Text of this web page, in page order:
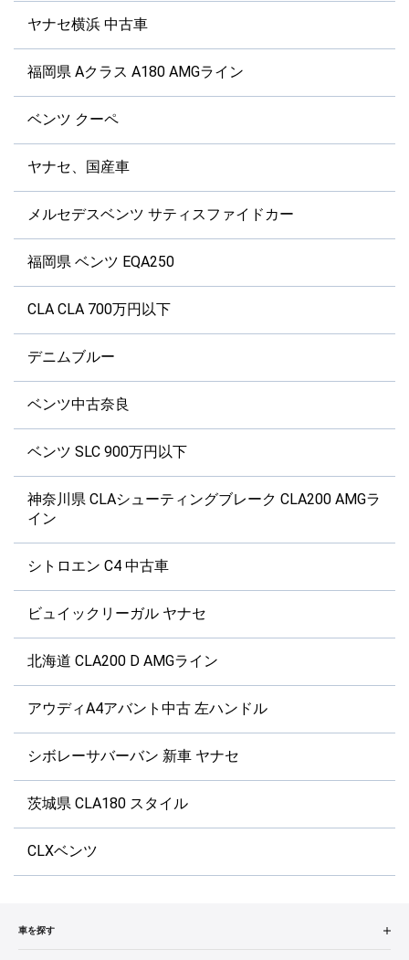
ヤナセ横浜 中古車
福岡県 Aクラス A180 AMGライン
ベンツ クーペ
ヤナセ、国産車
メルセデスベンツ サティスファイドカー
福岡県 ベンツ EQA250
CLA CLA 700万円以下
デニムブルー
ベンツ中古奈良
ベンツ SLC 900万円以下
神奈川県 CLAシューティングブレーク CLA200 AMGラ
イン
シトロエン C4 中古車
ビュイックリーガル ヤナセ
北海道 CLA200 D AMGライン
アウディA4アバント中古 左ハンドル
シボレーサバーバン 新車 ヤナセ
茨城県 CLA180 スタイル
CLXベンツ
車を探す